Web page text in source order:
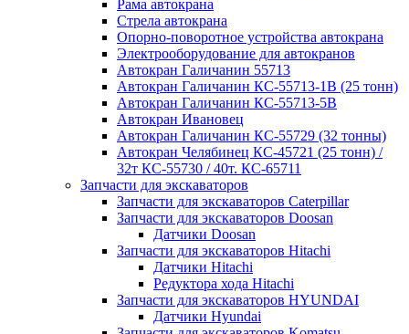
Рама автокрана
Стрела автокрана
Опорно-поворотное устройства автокрана
Электрооборудование для автокранов
Автокран Галичанин 55713
Автокран Галичанин КС-55713-1В (25 тонн)
Автокран Галичанин КС-55713-5В
Автокран Ивановец
Автокран Галичанин КС-55729 (32 тонны)
Автокран Челябинец КС-45721 (25 тонн) /
32т КС-55730 / 40т. КС-65711
Запчасти для экскаваторов
Запчасти для экскаваторов Caterpillar
Запчасти для экскаваторов Doosan
Датчики Doosan
Запчасти для экскаваторов Hitachi
Датчики Hitachi
Редуктора хода Hitachi
Запчасти для экскаваторов HYUNDAI
Датчики Hyundai